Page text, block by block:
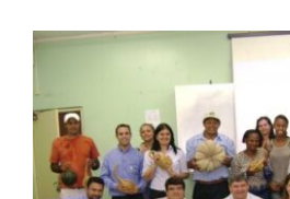
View
Larger
Image